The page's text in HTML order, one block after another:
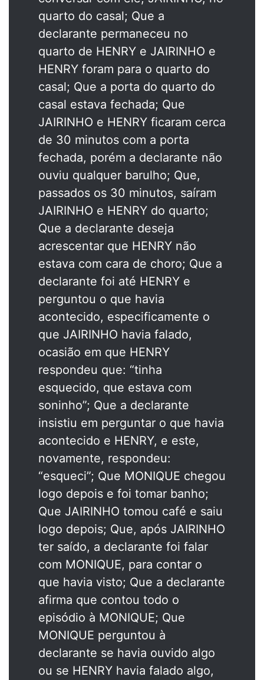
quarto do casal; Que a
declarante permaneceu no
quarto de HENRY e JAIRINHO e
HENRY foram para o quarto do
casal; Que a porta do quarto do
casal estava fechada; Que
JAIRINHO e HENRY ficaram cerca
de 30 minutos com a porta
fechada, porém a declarante não
ouviu qualquer barulho; Que,
passados os 30 minutos, saíram
JAIRINHO e HENRY do quarto;
Que a declarante deseja
acrescentar que HENRY não
estava com cara de choro; Que a
declarante foi até HENRY e
perguntou o que havia
acontecido, especificamente o
que JAIRINHO havia falado,
ocasião em que HENRY
respondeu que: “tinha
esquecido, que estava com
soninho”; Que a declarante
insistiu em perguntar o que havia
acontecido e HENRY, e este,
novamente, respondeu:
“esqueci”; Que MONIQUE chegou
logo depois e foi tomar banho;
Que JAIRINHO tomou café e saiu
logo depois; Que, após JAIRINHO
ter saído, a declarante foi falar
com MONIQUE, para contar o
que havia visto; Que a declarante
afirma que contou todo o
episódio à MONIQUE; Que
MONIQUE perguntou à
declarante se havia ouvido algo
ou se HENRY havia falado algo,